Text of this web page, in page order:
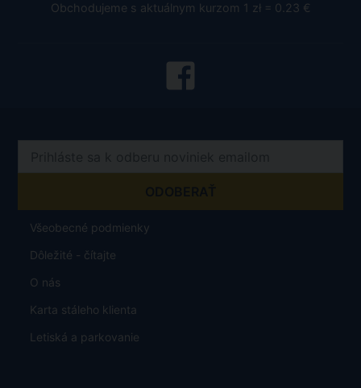
Obchodujeme s aktuálnym kurzom 1 zł = 0.23 €
Všeobecné podmienky
Dôležité - čítajte
O nás
Karta stáleho klienta
Letiská a parkovanie